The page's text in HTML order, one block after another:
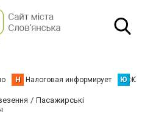
Н Налоговая информирует Ю
Пасажирські